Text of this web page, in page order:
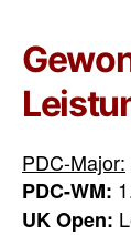
PDC-Major:
PDC-WM:
UK Open: